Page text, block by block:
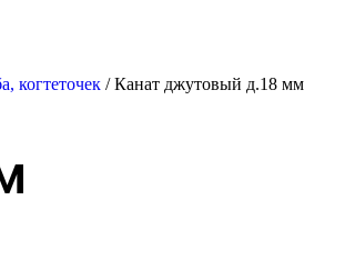
когтеточек / Канат джутовый д.18 мм